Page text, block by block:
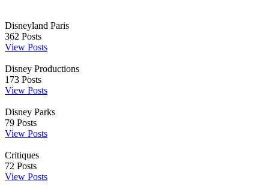
Disneyland Paris
362 Posts
View Posts
Disney Productions
173 Posts
View Posts
Disney Parks
79 Posts
View Posts
Critiques
72 Posts
View Posts